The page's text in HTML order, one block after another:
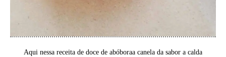
Aqui nessa receita de doce de abóboraa canela da sabor a calda